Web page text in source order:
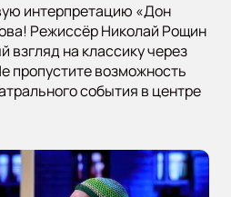
интерпретацию «Дон
Режиссёр Николай Рощин
взгляд на классику через
пропустите возможность
события в центре